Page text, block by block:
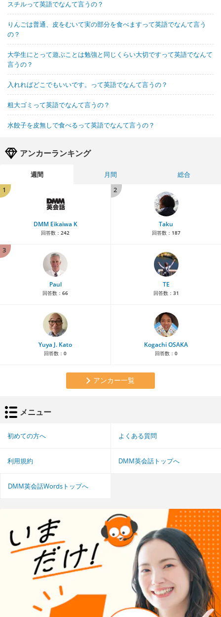
スチルって英語でなんて言うの？
りんごは普通、皮をむいて実の部分を食べますって英語でなんて言う
の？
大学生にとって遊ぶことは勉強と同じくらい大切ですって英語でなんて
言うの？
入れればどこでもいいです。って英語でなんて言うの？
粗大ゴミって英語でなんて言うの？
水餃子を皮無しで食べるって英語でなんて言うの？
アンカーランキング
週間 月間
総合
1
DMM Eikaiwa K
回答数： 242
2
Taku
回答数： 187
3
Paul
回答数： 66
TE
回答数： 31
Yuya J. Kato
回答数： 0
Kogachi OSAKA
回答数： 0
アンカー一覧
メニュー
初めての方へ よくある質問
利用規約 DMM英会話トップへ
DMM英会話Wordsトップへ